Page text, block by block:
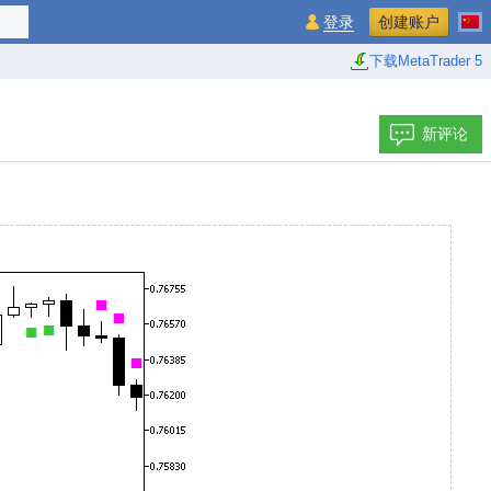
下载MetaTrader 5
登录 创建账户
新评论